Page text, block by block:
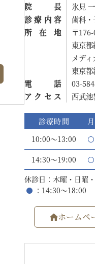
院長
氷見
診療内容
歯科
所在地
〒
東京
メデ
東京
電話
03-
アクセス
西武
休診日：木曜・日曜
：14:30～18:00
診療時間 月
10:00～13:00
14:30～19:00
ホームペ